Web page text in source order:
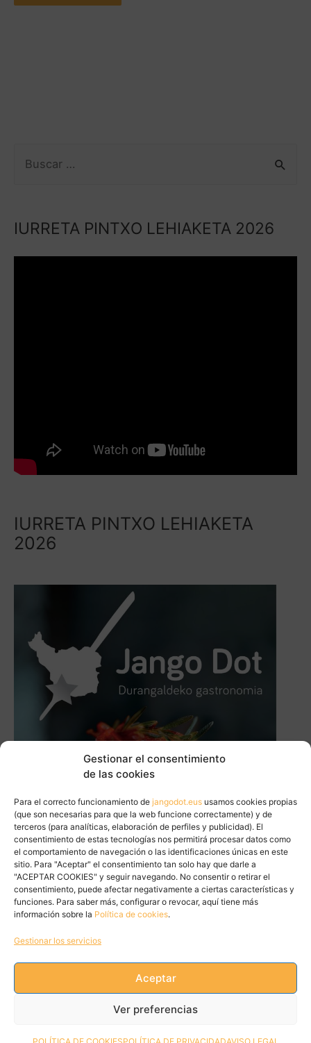
Gestionar el consentimiento
de las cookies
Para el correcto funcionamiento de jangodot.eus usamos cookies propias
(que son necesarias para que la web funcione correctamente) y de
terceros (para analíticas, elaboración de perfiles y publicidad). El
consentimiento de estas tecnologías nos permitirá procesar datos como
el comportamiento de navegación o las identificaciones únicas en este
sitio. Para "Aceptar" el consentimiento tan solo hay que darle a
"ACEPTAR COOKIES" y seguir navegando. No consentir o retirar el
consentimiento, puede afectar negativamente a ciertas características y
funciones. Para saber más, configurar o revocar, aquí tiene más
información sobre la Política de cookies.
Gestionar los servicios
Aceptar
Ver preferencias
IURRETA PINTXO LEHIAKETA 2026
IURRETA PINTXO LEHIAKETA
2026